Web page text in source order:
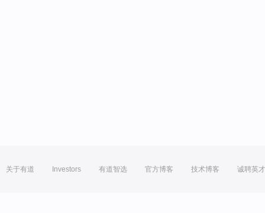
关于有道 Investors 有道智选 官方博客 技术博客 诚聘英才